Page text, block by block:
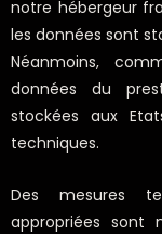
notre hébergeur
les données sont
Néanmoins,
données du
stockées aux
techniques.
Des mesures
appropriées sont